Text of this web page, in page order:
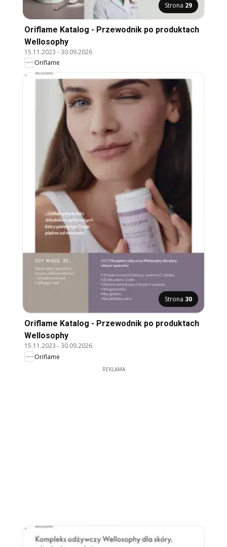
Strona 29
Oriflame Katalog - Przewodnik po produktach
Wellosophy
15.11.2023 -30.09.2026
Oriflame
Strona 30
Oriflame Katalog - Przewodnik po produktach
Wellosophy
15.11.2023 -30.09.2026
Oriflame
REKLAMA